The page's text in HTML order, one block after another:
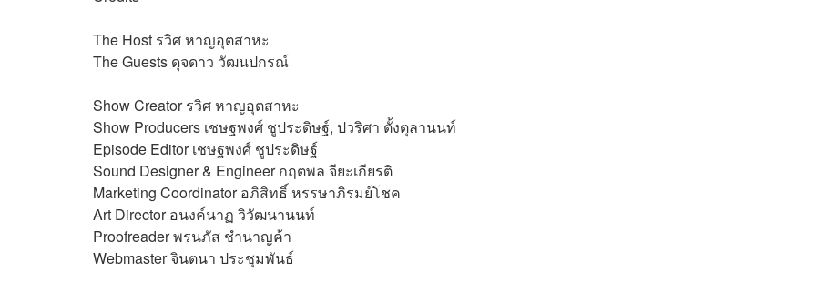
The Host รวิศ หาญอุตสาหะ
The Guests ดุจดาว วัฒนปกรณ์
Show Creator รวิศ หาญอุตสาหะ
Show Producers เชษฐพงศ์ ชูประดิษฐ์, ปวริศา ตั้งตุลานนท์
Episode Editorเชษฐพงศ์ ชูประดิษฐ์
Sound Designer & Engineerกฤตพล จียะเกียรติ
Marketing Coordinator อภิสิทธิ์​ หรรษาภิรมย์โชค
Art Director อนงค์นาฏ วิวัฒนานนท์
Proofreaderพรนภัส ชำนาญค้า
Webmasterจินตนา ประชุมพันธ์